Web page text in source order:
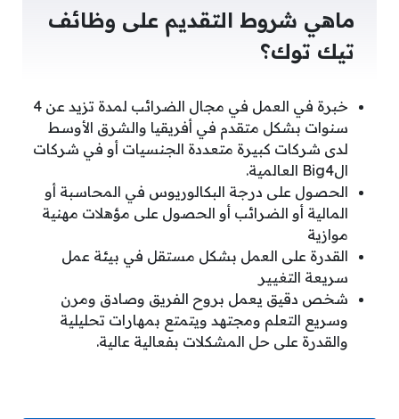
ماهي شروط التقديم على وظائف
تيك توك؟
خبرة في العمل في مجال الضرائب لمدة تزيد عن 4
سنوات بشكل متقدم في أفريقيا والشرق الأوسط
لدى شركات كبيرة متعددة الجنسيات أو في شركات
الBig4 العالمية.
الحصول على درجة البكالوريوس في المحاسبة أو
المالية أو الضرائب أو الحصول على مؤهلات مهنية
موازية
القدرة على العمل بشكل مستقل في بيئة عمل
سريعة التغيير
شخص دقيق يعمل بروح الفريق وصادق ومرن
وسريع التعلم ومجتهد ويتمتع بمهارات تحليلية
والقدرة على حل المشكلات بفعالية عالية.